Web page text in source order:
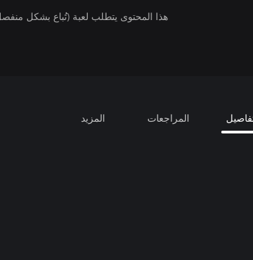
هذا المحتوى يتطلب لعبة (تُباع بشكل
المراجعات المزيد